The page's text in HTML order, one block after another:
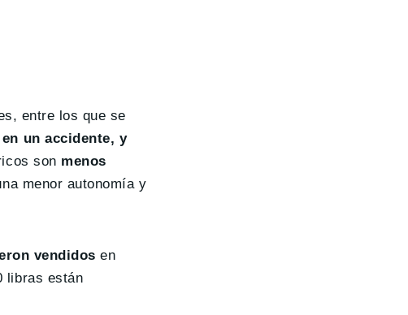
entre los que se
un accidente, y
son menos
menor autonomía y
vendidos en
libras están